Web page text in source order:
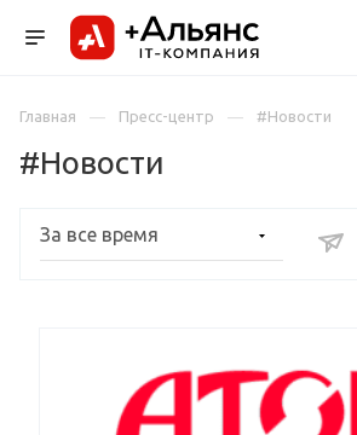
Главная Пресс-центр #Новости
#Новости